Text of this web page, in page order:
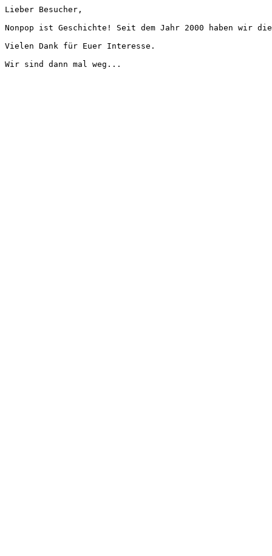
Lieber Besucher,
Nonpop ist Geschichte! Seit dem Jahr 2000 haben wir
Vielen Dank für Euer Interesse.
Wir sind dann mal weg...